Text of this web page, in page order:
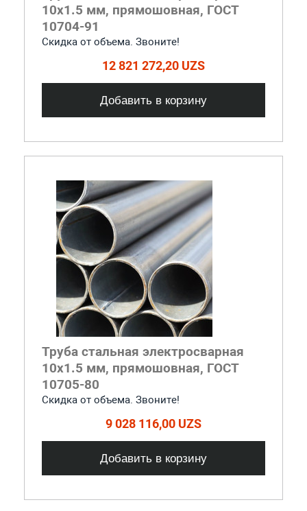
10x1.5 мм, прямошовная, ГОСТ
10704-91
Скидка от объема. Звоните!
12 821 272,20 UZS
Добавить в корзину
Труба стальная электросварная
10x1.5 мм, прямошовная, ГОСТ
10705-80
Скидка от объема. Звоните!
9 028 116,00 UZS
Добавить в корзину